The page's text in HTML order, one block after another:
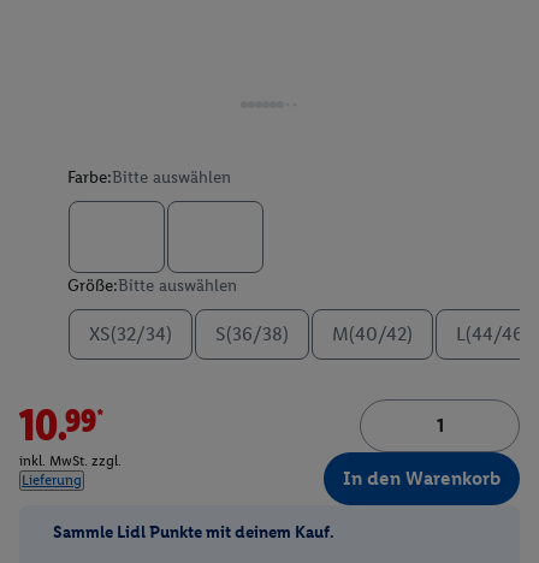
Farbe:Bitte auswählen
Größe:Bitte auswählen
XS(32/34) S(36/38) M(40/42) L(44/46)
10.99*
inkl. MwSt. zzgl.
Lieferung
In den Warenkorb
Sammle Lidl Punkte mit deinem Kauf.